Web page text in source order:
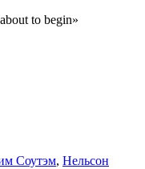
to begin»
Соутэм, Нельсон